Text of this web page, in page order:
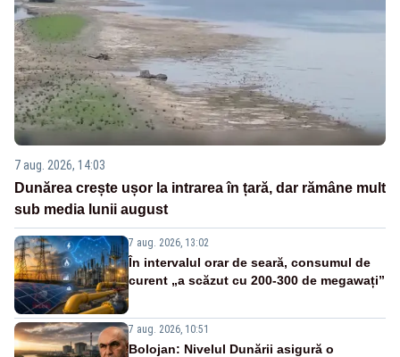
7 aug. 2026, 14:03
Dunărea crește ușor la intrarea în țară, dar rămâne mult
sub media lunii august
7 aug. 2026, 13:02
În intervalul orar de seară, consumul de
curent „a scăzut cu 200-300 de megawați”
7 aug. 2026, 10:51
Bolojan: Nivelul Dunării asigură o